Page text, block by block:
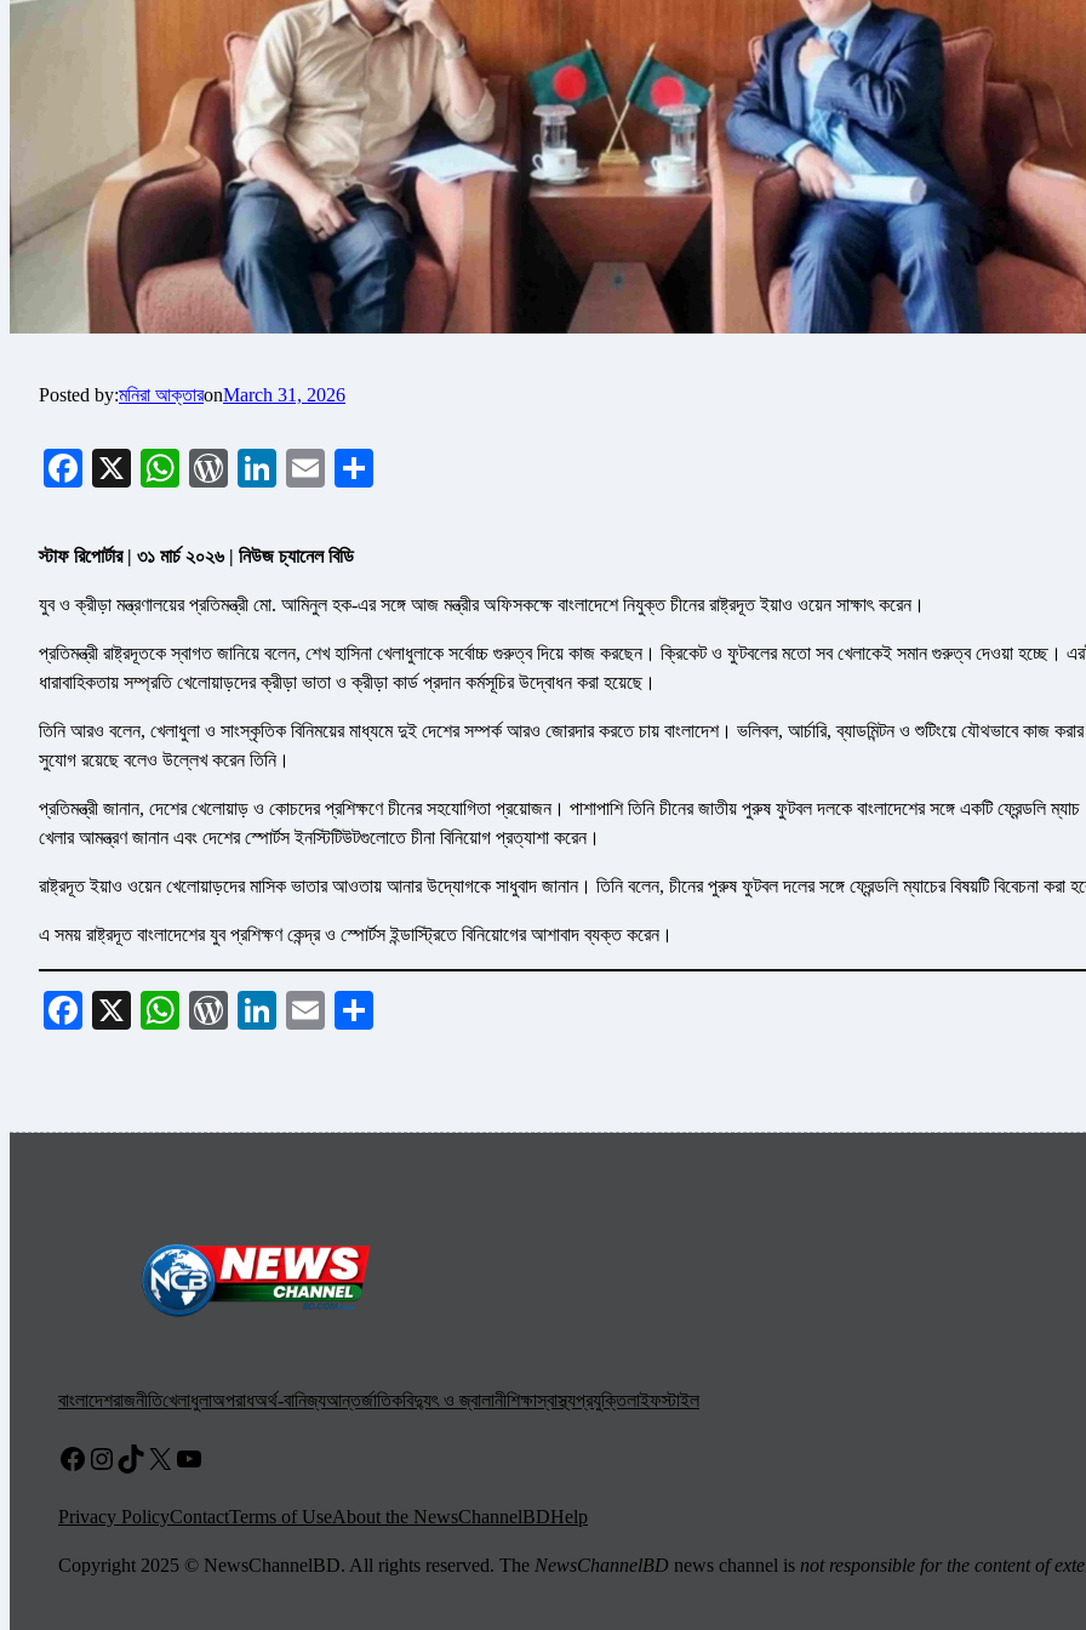
Posted by:মনিরা আক্তারonMarch 31, 2026
Facebook
X WhatsApp
WordPress
LinkedIn
Email
স্টাফ রিপোর্টার | ৩১ মার্চ ২০২৬ | নিউজ চ্যানেল বিডি
যুব ও ক্রীড়া মন্ত্রণালয়ের প্রতিমন্ত্রী মো. আমিনুল হক-এর সঙ্গে আজ মন্ত্রীর অফিসকক্ষে বাংলাদেশে নিযুক্ত চীনের রাষ্ট্রদূত ইয়াও ওয়েন সাক্ষাৎ করেন।
প্রতিমন্ত্রী রাষ্ট্রদূতকে স্বাগত জানিয়ে বলেন, শেখ হাসিনা খেলাধুলাকে সর্বোচ্চ গুরুত্ব দিয়ে কাজ করছেন। ক্রিকেট ও ফুটবলের মতো সব খেলাকেই সমান গুরুত্ব দেওয়া হচ্ছে।
ধারাবাহিকতায় সম্প্রতি খেলোয়াড়দের ক্রীড়া ভাতা ও ক্রীড়া কার্ড প্রদান কর্মসূচির উদ্বোধন করা হয়েছে।
তিনি আরও বলেন, খেলাধুলা ও সাংস্কৃতিক বিনিময়ের মাধ্যমে দুই দেশের সম্পর্ক আরও জোরদার করতে চায় বাংলাদেশ। ভলিবল, আর্চারি, ব্যাডমিন্টন ও শুটিংয়ে যৌথভাবে কাজ করার
সুযোগ রয়েছে বলেও উল্লেখ করেন তিনি।
প্রতিমন্ত্রী জানান, দেশের খেলোয়াড় ও কোচদের প্রশিক্ষণে চীনের সহযোগিতা প্রয়োজন। পাশাপাশি তিনি চীনের জাতীয় পুরুষ ফুটবল দলকে বাংলাদেশের সঙ্গে একটি ফ্রেন্ডলি ম্যাচ
খেলার আমন্ত্রণ জানান এবং দেশের স্পোর্টস ইনস্টিটিউটগুলোতে চীনা বিনিয়োগ প্রত্যাশা করেন।
রাষ্ট্রদূত ইয়াও ওয়েন খেলোয়াড়দের মাসিক ভাতার আওতায় আনার উদ্যোগকে সাধুবাদ জানান। তিনি বলেন, চীনের পুরুষ ফুটবল দলের সঙ্গে ফ্রেন্ডলি ম্যাচের বিষয়টি বিবেচনা করা
এ সময় রাষ্ট্রদূত বাংলাদেশের যুব প্রশিক্ষণ কেন্দ্র ও স্পোর্টস ইন্ডাস্ট্রিতে বিনিয়োগের আশাবাদ ব্যক্ত করেন।
Facebook
X WhatsApp
WordPress
LinkedIn
Email
বাংলাদেশরাজনীতিখেলাধুলাঅপরাধঅর্থ-বানিজ্যআন্তর্জাতিকবিদ্যুৎ ও জ্বালানীশিক্ষাস্বাস্থ্যপ্রযুক্তিলাইফস্টাইল
Facebook
Instagram
TikTok
X YouTube
Privacy PolicyContactTerms of UseAbout the NewsChannelBDHelp
Copyright 2025 © NewsChannelBD. All rights reserved. The NewsChannelBD news channel is not responsible for the content of